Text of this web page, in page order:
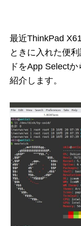
最近ThinkPad
ときに入れた便
ドをApp Select
紹介します。